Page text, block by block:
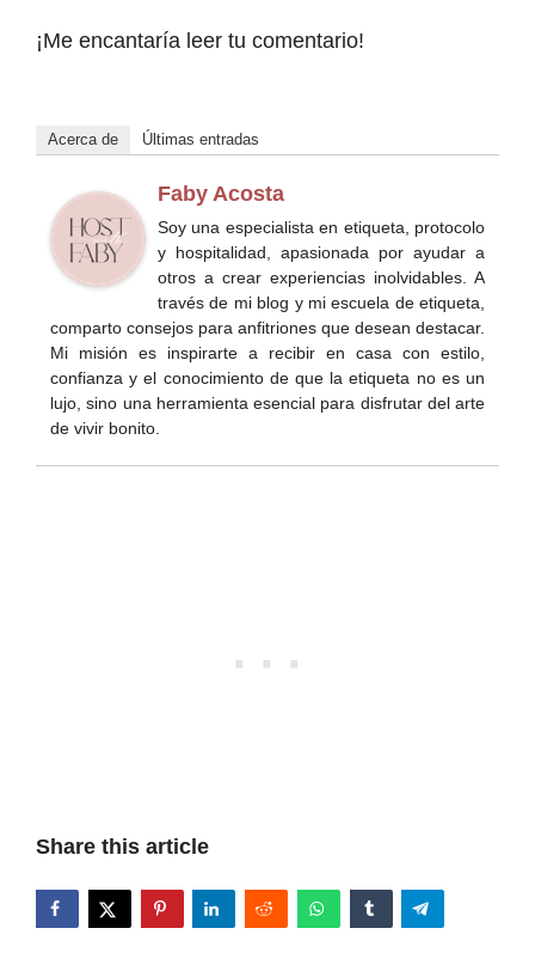
¡Me encantaría leer tu comentario!
Acerca de Últimas entradas
Faby Acosta
Soy una especialista en etiqueta, protocolo
y hospitalidad, apasionada por ayudar a
otros a crear experiencias inolvidables. A
través de mi blog y mi escuela de etiqueta,
comparto consejos para anfitriones que desean destacar.
Mi misión es inspirarte a recibir en casa con estilo,
confianza y el conocimiento de que la etiqueta no es un
lujo, sino una herramienta esencial para disfrutar del arte
de vivir bonito.
Share this article